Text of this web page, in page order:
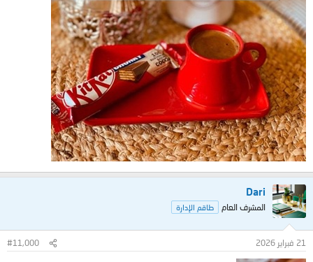
Dari
المشرف العام طاقم الإدارة
21 فبراير 2026 #11,000